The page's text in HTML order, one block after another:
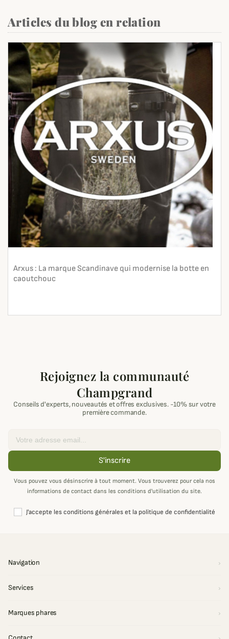
Articles du blog en relation
Arxus : La marque Scandinave qui modernise la botte en
caoutchouc
Rejoignez la communauté
Champgrand
Conseils d'experts, nouveautés et offres exclusives. -10% sur votre
première commande.
S'inscrire
Vous pouvez vous désinscrire à tout moment. Vous trouverez pour cela nos
informations de contact dans les conditions d'utilisation du site.
J'accepte les conditions générales et la politique de confidentialité
Navigation
Services
Marques phares